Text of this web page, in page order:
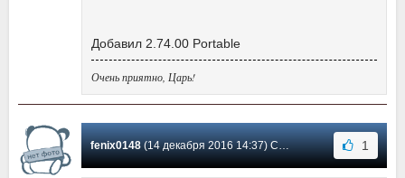
Добавил 2.74.00 Portable
Очень приятно, Царь!
fenix0148(14 декабря 2016 14:37) Сообщение #96 1